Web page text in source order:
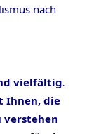
nach
vielfältig.
Ihnen, die
verstehen